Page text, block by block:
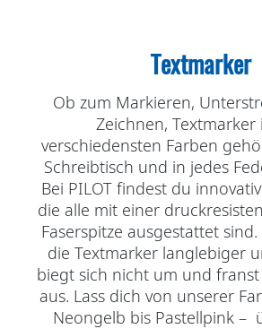
Textmarker
Ob zum Markieren,
Zeichnen, Textmarker
verschiedensten Farben
Schreibtisch und in jedes
Bei PILOT findest du
die alle mit einer
Faserspitze ausgestattet
die Textmarker langlebiger
biegt sich nicht um und
aus. Lass dich von unserer
Neongelb bis Pastellpink –